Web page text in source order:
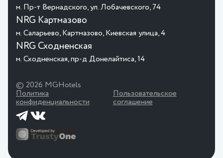
м. Пр-т Вернадского, ул. Лобачевского, 74
NRG Картмазово
м. Саларьево, Картмазово, Киевская улица, 4
NRG Сходненская
м. Сходненская, пр-д Донелайтиса, 14
© 2026 MGHotels
Политика
конфиденциальности
Пользовательское
соглашение